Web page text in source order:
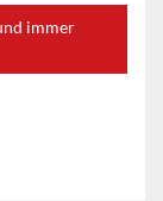
immer